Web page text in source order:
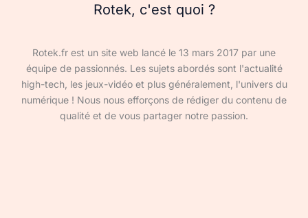
Rotek, c'est quoi ?
Rotek.fr est un site web lancé le 13 mars 2017 par une
équipe de passionnés. Les sujets abordés sont l'actualité
high-tech, les jeux-vidéo et plus généralement, l'univers du
numérique ! Nous nous efforçons de rédiger du contenu de
qualité et de vous partager notre passion.